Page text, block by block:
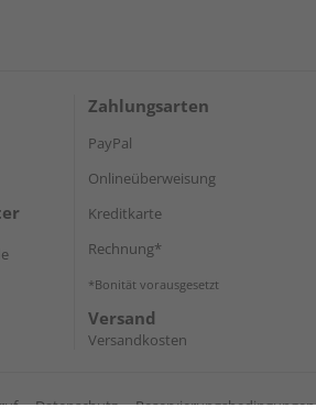
Zahlungsarten
PayPal
Onlineüberweisung
Kreditkarte
Rechnung*
*Bonität vorausgesetzt
Versand
Versandkosten